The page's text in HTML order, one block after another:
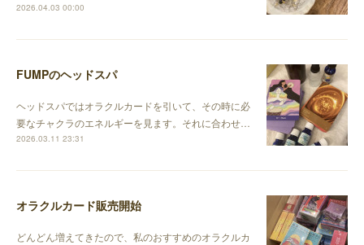
2026.04.03 00:00
FUMPのヘッドスパ
ヘッドスパではオラクルカードを引いて、その時に必
要なチャクラのエネルギーを見ます。それに合わせ…
2026.03.11 23:31
オラクルカード販売開始
どんどん増えてきたので、私のおすすめのオラクルカ